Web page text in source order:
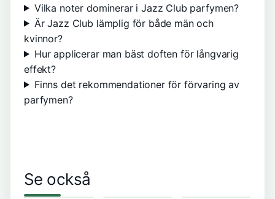
Vilka noter dominerar i Jazz Club parfymen?
Är Jazz Club lämplig för både män och
kvinnor?
Hur applicerar man bäst doften för långvarig
effekt?
Finns det rekommendationer för förvaring av
parfymen?
Se också
Vad heter
alla i dolly
style –